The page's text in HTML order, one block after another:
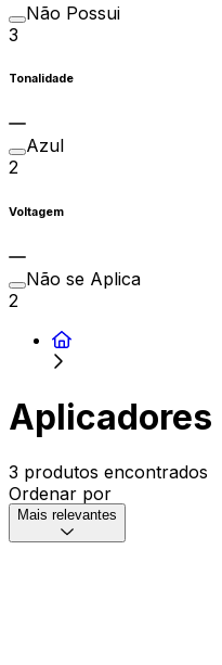
Não Possui
3
Tonalidade
Azul
2
Voltagem
Não se Aplica
2
Aplicadores
3 produtos encontrados
Ordenar por
Mais relevantes